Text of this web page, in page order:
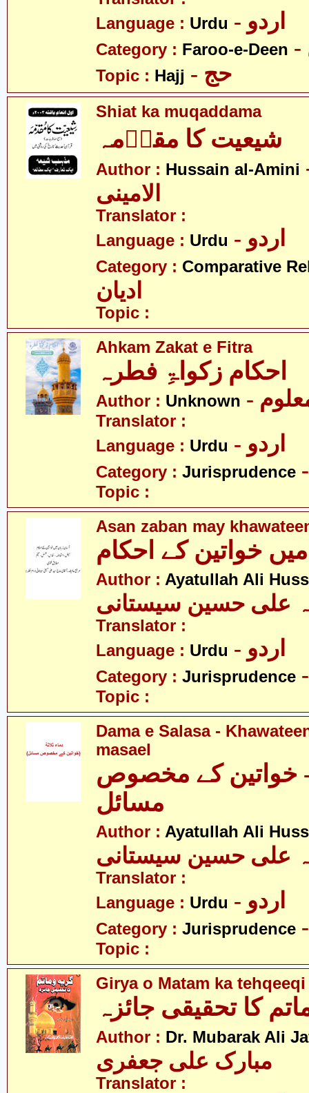
Language : Urdu - اردو
Category : Faroo-e-Deen
Topic : Hajj - حج
Shiat ka muqaddama
شیعیت کا مقدؔمہ
Author : Hussain al-Amini
الامینی
Translator :
Language : Urdu - اردو
Category : Comparative
ادیان
Topic :
Ahkam Zakat e Fitra
احکام زکواۃِ فطرہ
Author : Unknown معلوم
Translator :
Language : Urdu - اردو
Category : Jurisprudence
Topic :
Asan zaban may
خواتین کے احکام
Author : Ayatullah Ali
علی حسین سیستانی
Translator :
Language : Urdu - اردو
Category : Jurisprudence
Topic :
Dama e Salasa -
masael
- خواتین کے مخصوص
مسائل
Author : Ayatullah Ali
علی حسین سیستانی
Translator :
Language : Urdu - اردو
Category : Jurisprudence
Topic :
Girya o Matam ka tehqeeqi
کا تحقیقی جائزہ
Author : Dr. Mubarak Ali
مبارک علی جعفری
Translator :